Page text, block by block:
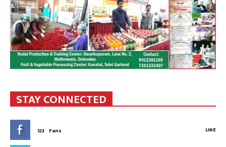
STAY CONNECTED
123 Fans LIKE